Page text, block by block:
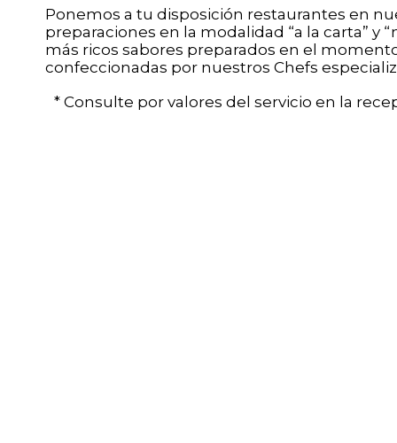
Ponemos a tu disposición restaurantes en
preparaciones en la modalidad “a la carta” y
más ricos sabores preparados en el
confeccionadas por nuestros Chefs
* Consulte por valores del servicio en la